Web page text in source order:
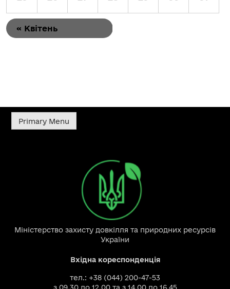
« Квітень
Primary Menu
Міністерство захисту довкілля та природних ресурсів
України
Вхідна кореспонденція
тел.: +38 (044) 200-47-53